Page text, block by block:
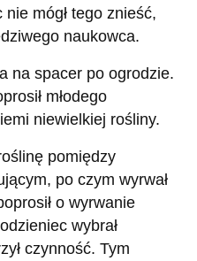
mógł tego znieść,
naukowca.
na spacer po ogrodzie.
młodego
niewielkiej rośliny.
pomiędzy
po czym wyrwał
o wyrwanie
wybrał
czynność. Tym